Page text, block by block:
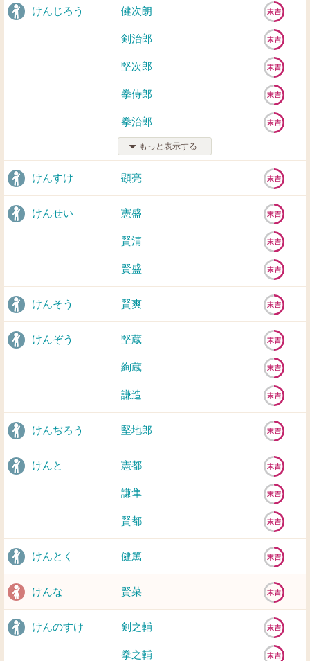
けんじろう 健次朗
剣治郎
堅次郎
拳侍郎
拳治郎
もっと表示する
けんすけ 顕亮
けんせい 憲盛
賢清
賢盛
けんそう 賢爽
けんぞう 堅蔵
絢蔵
謙造
けんぢろう 堅地郎
けんと 憲都
謙隼
賢都
けんとく 健篤
けんな 賢菜
けんのすけ 剣之輔
拳之輔